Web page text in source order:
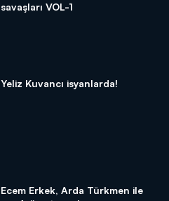
savaşları VOL-1
Yeliz Kuvancı isyanlarda!
Ecem Erkek, Arda Türkmen ile